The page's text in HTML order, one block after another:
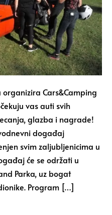
Cars&Camping
vas auti svih
glazba i nagrade!
događaj
svim zaljubljenicima u
će se održati u
Parka, uz bogat
Program […]